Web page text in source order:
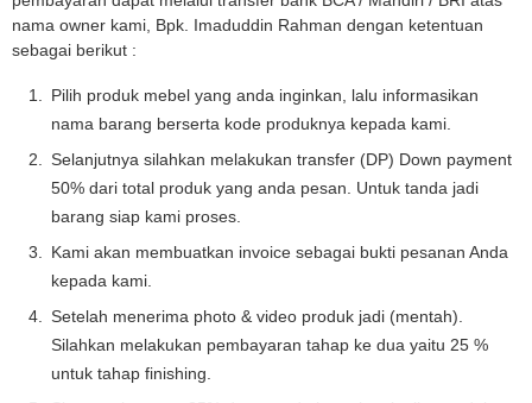
nama owner kami, Bpk. Imaduddin Rahman dengan ketentuan
sebagai berikut :
Pilih produk mebel yang anda inginkan, lalu informasikan
nama barang berserta kode produknya kepada kami.
Selanjutnya silahkan melakukan transfer (DP) Down payment
50% dari total produk yang anda pesan. Untuk tanda jadi
barang siap kami proses.
Kami akan membuatkan invoice sebagai bukti pesanan Anda
kepada kami.
Setelah menerima photo & video produk jadi (mentah).
Silahkan melakukan pembayaran tahap ke dua yaitu 25 %
untuk tahap finishing.